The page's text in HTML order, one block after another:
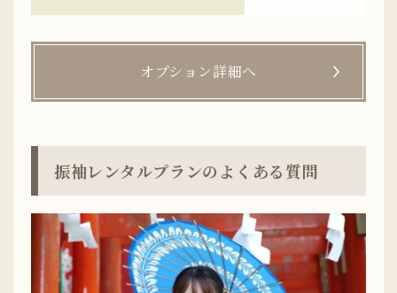
オプション詳細へ
振袖レンタルプランのよくある質問